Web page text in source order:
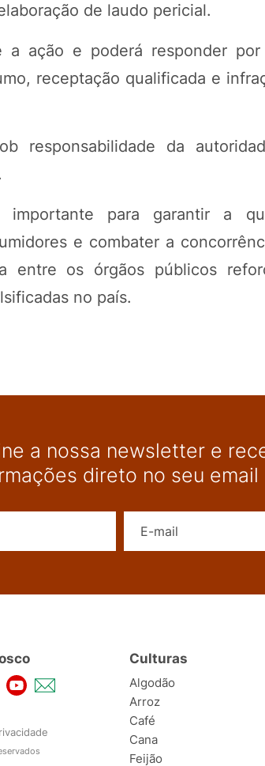
de laudo pericial.
ação e poderá responder por
receptação qualificada e
responsabilidade da
para garantir a
e combater a
entre os órgãos públicos
no país.
a nossa newsletter e
direto no seu email
Culturas
Algodão
Arroz
Café
Cana
Feijão